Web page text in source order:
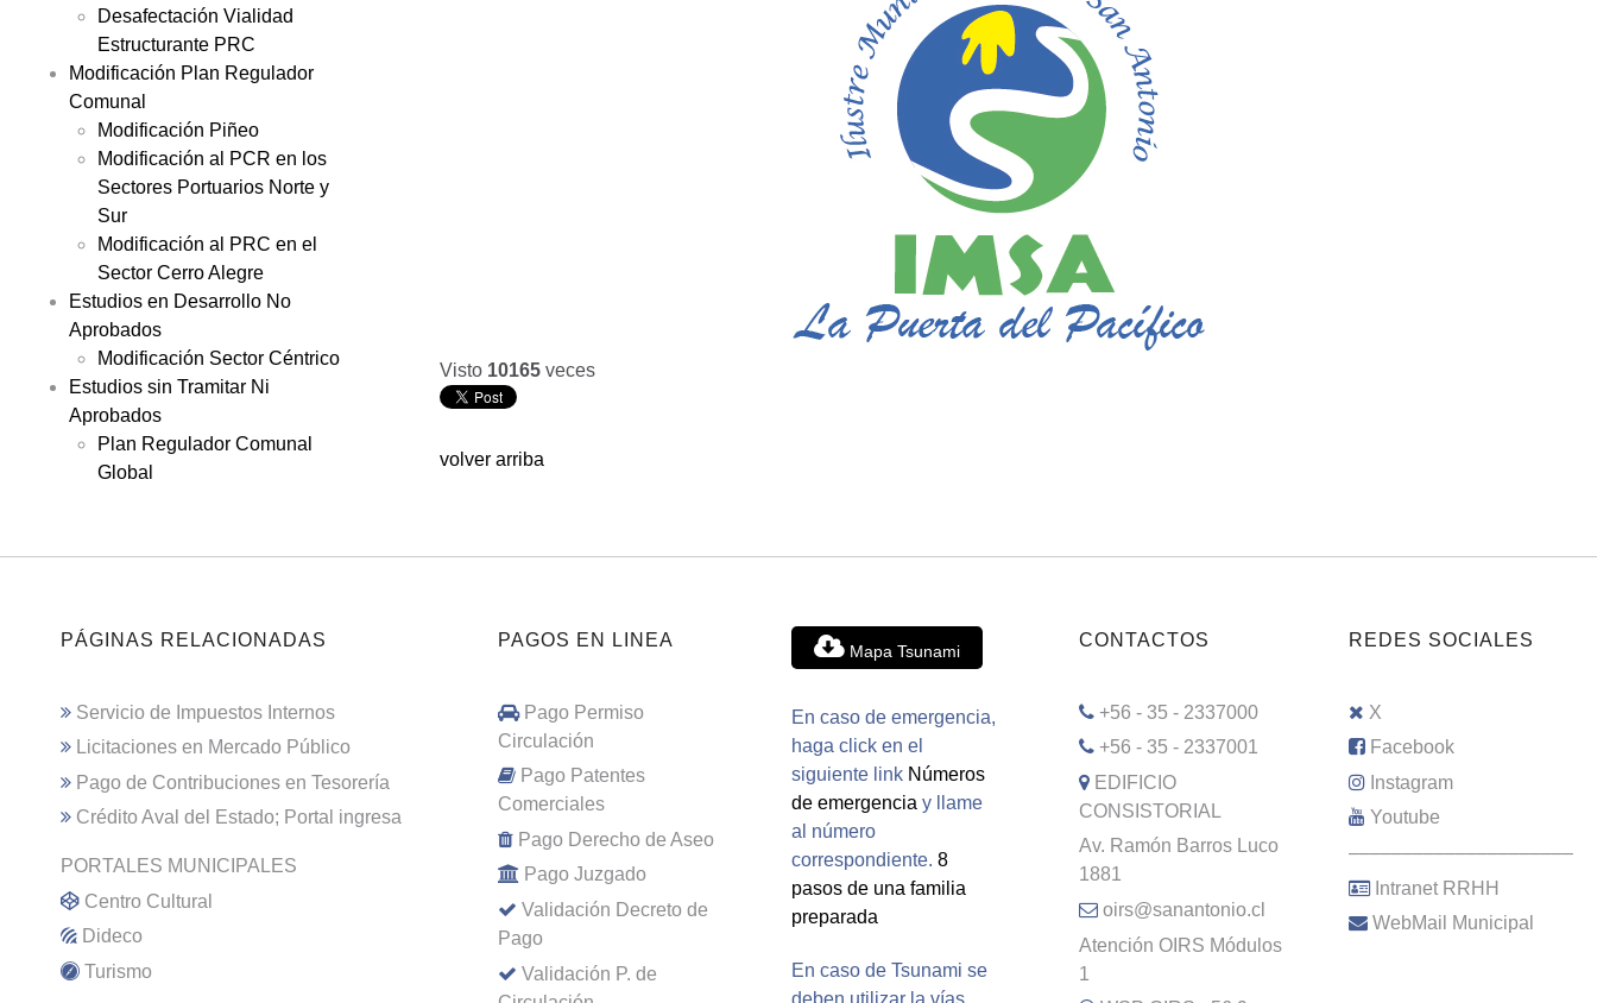
Desafectación Vialidad
Estructurante PRC
Modificación Plan Regulador
Comunal
Modificación Piñeo
Modificación al PCR en los
Sectores Portuarios Norte y
Sur
Modificación al PRC en el
Sector Cerro Alegre
Estudios en Desarrollo No
Aprobados
Modificación Sector Céntrico
Estudios sin Tramitar Ni
Aprobados
Plan Regulador Comunal
Global
Visto 10165 veces
volver arriba
PÁGINAS RELACIONADAS
Servicio de Impuestos Internos
Licitaciones en Mercado Público
Pago de Contribuciones en Tesorería
Crédito Aval del Estado; Portal ingresa
PORTALES MUNICIPALES
Centro Cultural
Dideco
Turismo
PAGOS EN LINEA
Pago Permiso
Circulación
Pago Patentes
Comerciales
Pago Derecho de Aseo
Pago Juzgado
Validación Decreto de
Pago
Validación P. de
Mapa Tsunami
En caso de emergencia,
haga click en el
siguiente link Números
de emergencia y llame
al número
correspondiente. 8
pasos de una familia
preparada
En caso de Tsunami se
deben utilizar la vías
CONTACTOS
+56 - 35 - 2337000
+56 - 35 - 2337001
EDIFICIO
CONSISTORIAL
Av. Ramón Barros Luco
1881
oirs@sanantonio.cl
Atención OIRS Módulos
1
REDES SOCIALES
X
Facebook
Instagram
Youtube
–––––––––––––––––––––
Intranet RRHH
WebMail Municipal